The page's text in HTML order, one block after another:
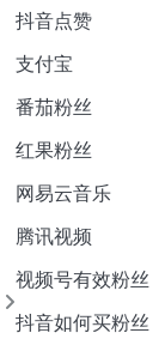
抖音点赞
支付宝
番茄粉丝
红果粉丝
网易云音乐
腾讯视频
视频号有效粉丝
抖音如何买粉丝